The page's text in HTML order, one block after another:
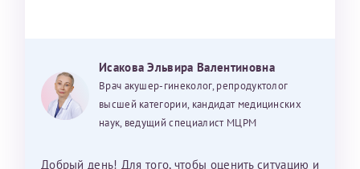
Исакова Эльвира Валентиновна
Врач акушер-гинеколог, репродуктолог
высшей категории, кандидат медицинских
наук, ведущий специалист МЦРМ
Добрый день! Для того, чтобы оценить ситуацию и